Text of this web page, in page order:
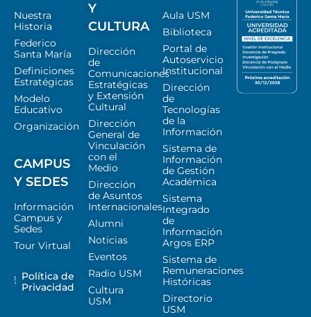
Nuestra
Historia
Federico
Santa María
Definiciones
Estratégicas
Modelo
Educativo
Organización
CAMPUS
Y SEDES
Información
Campus y
Sedes
Tour Virtual
Política de
Privacidad
Y
CULTURA
Dirección
de
Comunicaciones
Estratégicas
y Extensión
Cultural
Dirección
General de
Vinculación
con el
Medio
Dirección
de Asuntos
Internacionales
Alumni
Noticias
Eventos
Radio USM
Cultura
USM
Aula USM
Biblioteca
Portal de
Autoservicio
Institucional
Dirección
de
Tecnologías
de la
Información
Sistema de
Información
de Gestión
Académica
Sistema
Integrado
de
Información
Argos ERP
Sistema de
Remuneraciones
Históricas
Directorio
USM